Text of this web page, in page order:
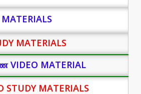
MATERIALS
VIDEO MATERIAL
STUDY MATERIALS